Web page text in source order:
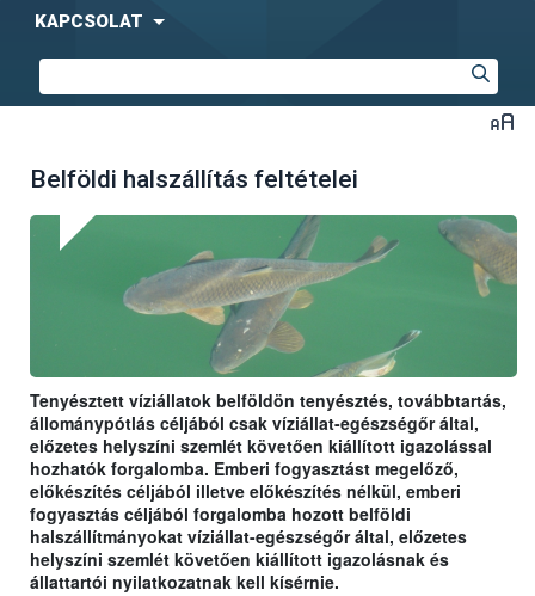
KAPCSOLAT
Belföldi halszállítás feltételei
Tenyésztett víziállatok belföldön tenyésztés, továbbtartás,
állománypótlás céljából csak víziállat-egészségőr által,
előzetes helyszíni szemlét követően kiállított igazolással
hozhatók forgalomba. Emberi fogyasztást megelőző,
előkészítés céljából illetve előkészítés nélkül, emberi
fogyasztás céljából forgalomba hozott belföldi
halszállítmányokat víziállat-egészségőr által, előzetes
helyszíni szemlét követően kiállított igazolásnak és
állattartói nyilatkozatnak kell kísérnie.